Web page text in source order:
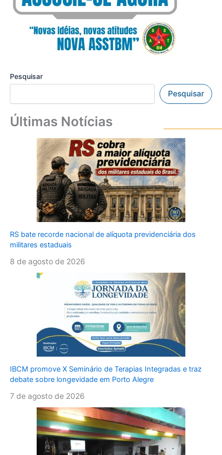
Pesquisar
Pesquisar
Últimas Notícias
RS bate recorde nacional de alíquota previdenciária dos
militares estaduais
8 de agosto de 2026
IBCM promove X Seminário de Terapias Integradas e traz
debate sobre longevidade em Porto Alegre
7 de agosto de 2026